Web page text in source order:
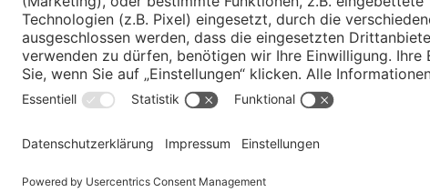
Kontakt
Merkzettel
Impressum
Datenschutz
© Hans-Böckler-Stiftung 2026